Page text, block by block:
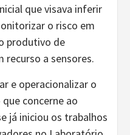
que visava inferir
o risco em
produtivo de
recurso a sensores.
e operacionalizar o
concerne ao
já iniciou os trabalhos